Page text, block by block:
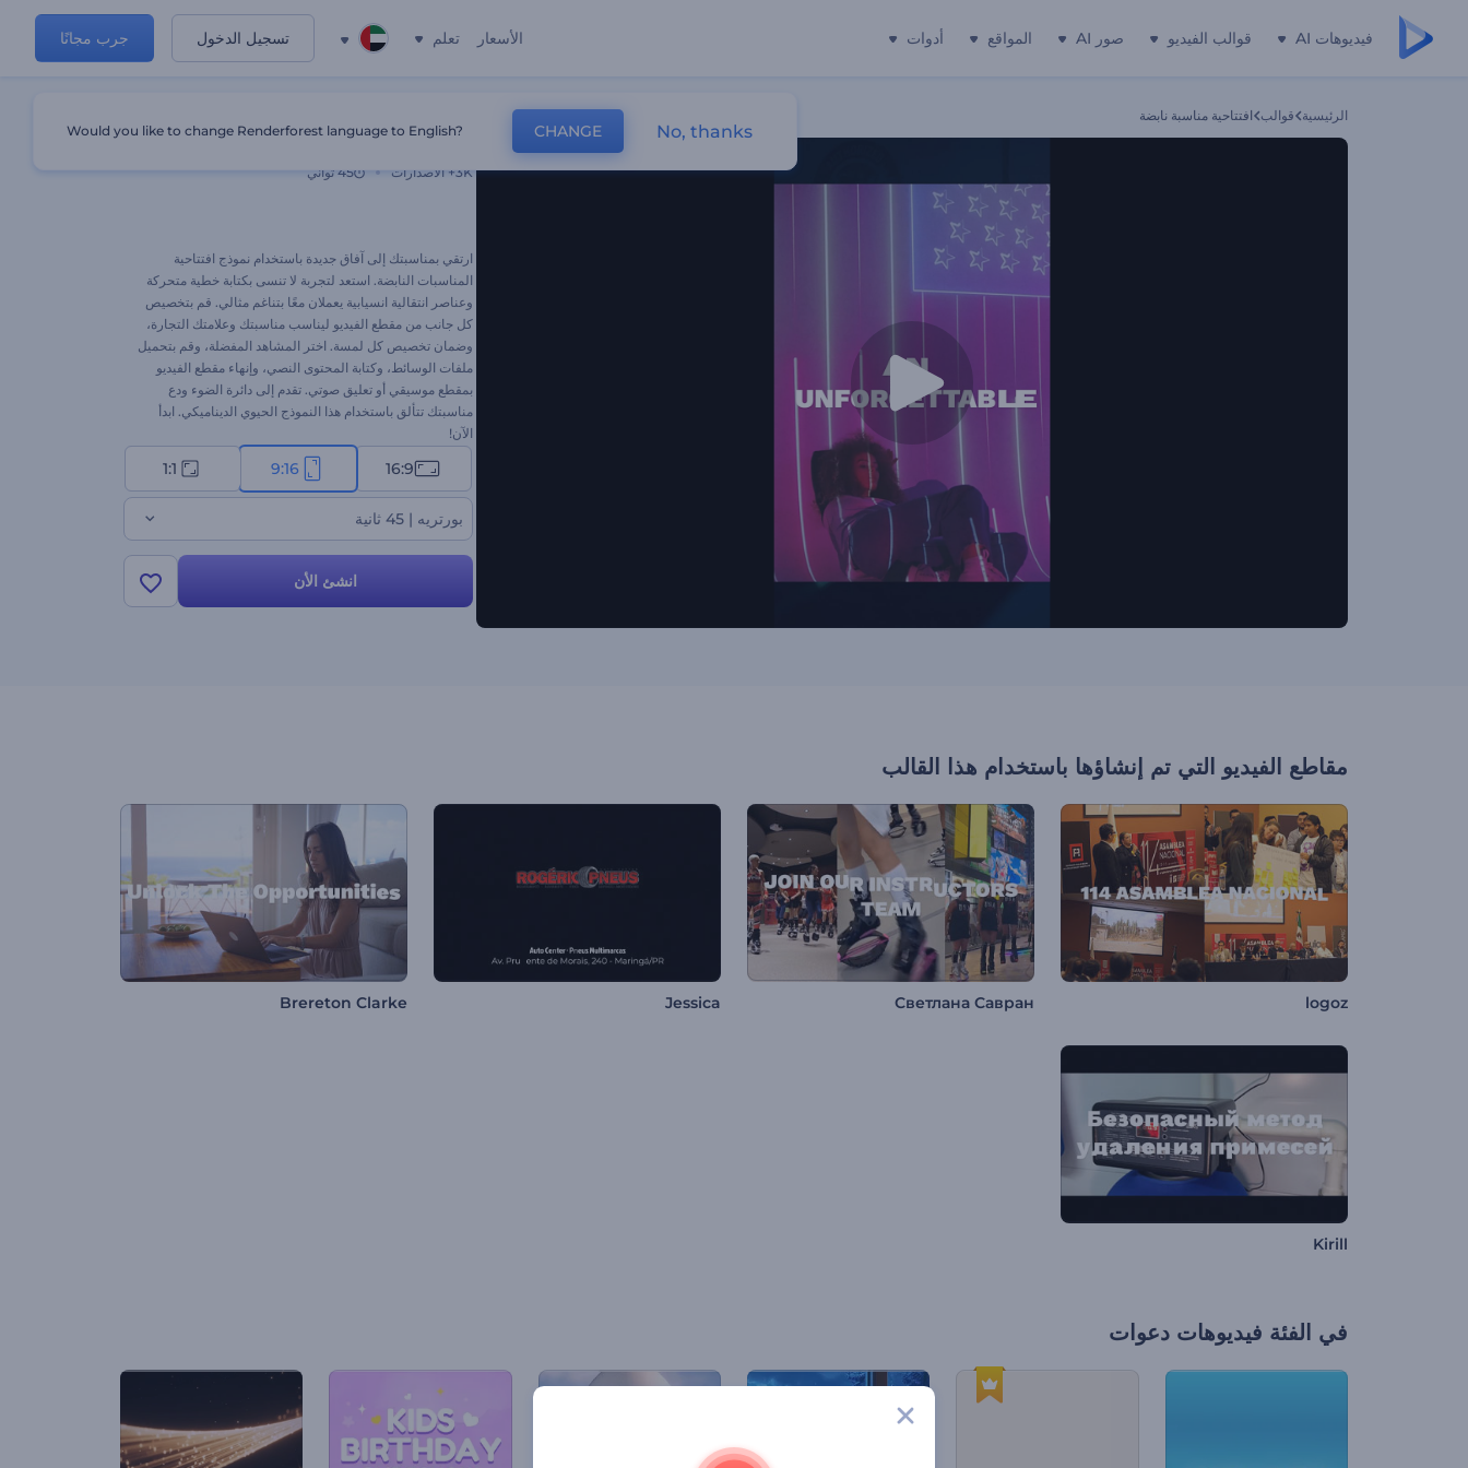
فيديوهات AI قوالب الفيديو صور AI المواقع أدوات الأسعار تعلم تسجيل الدخول جرب مجانًا
الرئيسية قوالب افتتاحية مناسبة نابضة
3K+ الاصدارات 45 ثواني
ارتقي بمناسبتك إلى آفاق جديدة باستخدام نموذج افتتاحية
المناسبات النابضة. استعد لتجربة لا تنسى بكتابة خطية متحركة
وعناصر انتقالية انسيابية يعملان معًا بتناغم مثالي. قم بتخصيص
كل جانب من مقطع الفيديو ليناسب مناسبتك وعلامتك التجارة،
وضمان تخصيص كل لمسة. اختر المشاهد المفضلة، وقم بتحميل
ملفات الوسائط، وكتابة المحتوى النصي، وإنهاء مقطع الفيديو
بمقطع موسيقي أو تعليق صوتي. تقدم إلى دائرة الضوء ودع
مناسبتك تتألق باستخدام هذا النموذج الحيوي الديناميكي. ابدأ
الآن!
16:9
9:16
1:1
بورتريه | 45 ثانية
انشئ الأن
مقاطع الفيديو التي تم إنشاؤها باستخدام هذا القالب
logoz
Светлана Савран
Jessica
Brereton Clarke
Kirill
في الفئة فيديوهات دعوات
Would you like to change Renderforest language to English? CHANGE No, thanks